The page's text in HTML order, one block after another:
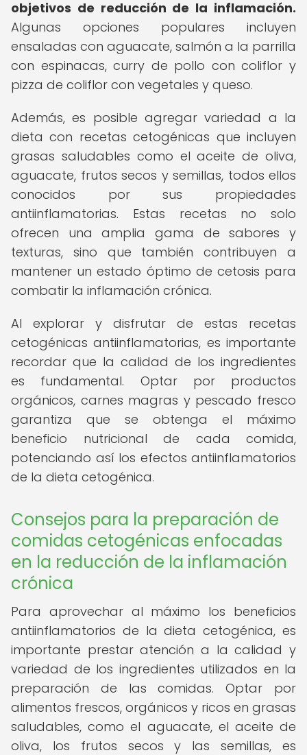
objetivos de reducción de la inflamación.
Algunas opciones populares incluyen
ensaladas con aguacate, salmón a la parrilla
con espinacas, curry de pollo con coliflor y
pizza de coliflor con vegetales y queso.
Además, es posible agregar variedad a la
dieta con recetas cetogénicas que incluyen
grasas saludables como el aceite de oliva,
aguacate, frutos secos y semillas, todos ellos
conocidos por sus propiedades
antiinflamatorias. Estas recetas no solo
ofrecen una amplia gama de sabores y
texturas, sino que también contribuyen a
mantener un estado óptimo de cetosis para
combatir la inflamación crónica.
Al explorar y disfrutar de estas recetas
cetogénicas antiinflamatorias, es importante
recordar que la calidad de los ingredientes
es fundamental. Optar por productos
orgánicos, carnes magras y pescado fresco
garantiza que se obtenga el máximo
beneficio nutricional de cada comida,
potenciando así los efectos antiinflamatorios
de la dieta cetogénica.
Consejos para la preparación de
comidas cetogénicas enfocadas
en la reducción de la inflamación
crónica
Para aprovechar al máximo los beneficios
antiinflamatorios de la dieta cetogénica, es
importante prestar atención a la calidad y
variedad de los ingredientes utilizados en la
preparación de las comidas. Optar por
alimentos frescos, orgánicos y ricos en grasas
saludables, como el aguacate, el aceite de
oliva, los frutos secos y las semillas, es